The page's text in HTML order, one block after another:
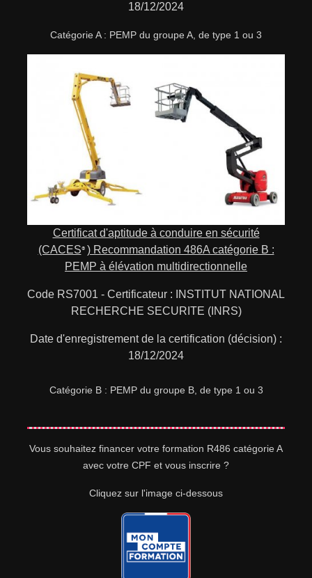
18/12/2024
Catégorie A : PEMP du groupe A, de type 1 ou 3
Certificat d'aptitude à conduire en sécurité
(CACES® ) Recommandation 486A catégorie B :
PEMP à élévation multidirectionnelle
Code RS7001 - Certificateur : INSTITUT NATIONAL
RECHERCHE SECURITE (INRS)
Date d'enregistrement de la certification (décision) :
18/12/2024
Catégorie B : PEMP du groupe B, de type 1 ou 3
Vous souhaitez financer votre formation R486 catégorie A
avec votre CPF et vous inscrire ?
Cliquez sur l'image ci-dessous